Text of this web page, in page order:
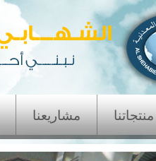
منتجاتنا مشاريعنا